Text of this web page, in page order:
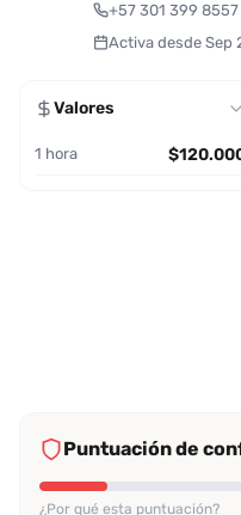
+57 301 399 8557
Activa desde Sep
Valores
1 hora
Puntuación de
¿Por qué esta puntuación?